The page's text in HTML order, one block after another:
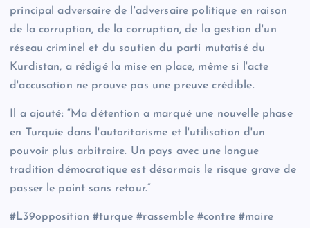
principal adversaire de l'adversaire politique en raison
de la corruption, de la corruption, de la gestion d'un
réseau criminel et du soutien du parti mutatisé du
Kurdistan, a rédigé la mise en place, même si l'acte
d'accusation ne prouve pas une preuve crédible.
Il a ajouté: “Ma détention a marqué une nouvelle phase
en Turquie dans l'autoritarisme et l'utilisation d'un
pouvoir plus arbitraire. Un pays avec une longue
tradition démocratique est désormais le risque grave de
passer le point sans retour.”
#L39opposition #turque #rassemble #contre #maire